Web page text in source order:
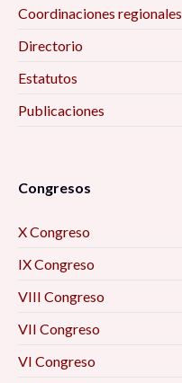
Coordinaciones regionales
Directorio
Estatutos
Publicaciones
Congresos
X Congreso
IX Congreso
VIII Congreso
VII Congreso
VI Congreso